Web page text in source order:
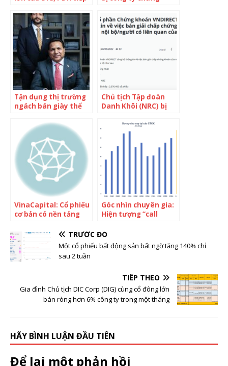
chứng khoán “call
margin” từ ngày 8/11
hàng triệu cổ phiếu,
thị giá mất 40% sau
chuỗi “nằm sàn” 7
Tận dụng thị trường
ngách bán giày thể
cạnh tranh với Nike
và Adidas, nhà sản
xuất giày Ấn Độ trở
thành tỷ phú
Chủ tịch Tập đoàn
Danh Khôi (NRC) bị
margin”
VinaCapital: Cổ phiếu
cơ bản có nền tảng
margin call hàng loạt
và cơ hội “hãy tham
lam khi người khác sợ
hãi”
Góc nhìn chuyên gia:
Hiện tượng “call
hoạt, nhà đầu tư
ngắn hạn chưa nên
vội “bắt đáy”
TRƯỚC ĐÓ
Một cổ phiếu bất động sản bất ngờ tăng 140% chỉ
sau 2 tuần
TIẾP THEO
Gia đình Chủ tịch DIC Corp (DIG) cùng cổ đông lớn
bán ròng hơn 6% công ty trong một tháng
HÃY BÌNH LUẬN ĐẦU TIÊN
Để lại một phản hồi